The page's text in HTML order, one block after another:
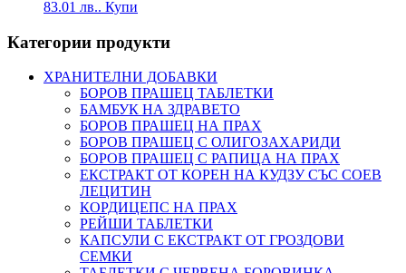
83.01 лв.. Купи
Категории продукти
ХРАНИТЕЛНИ ДОБАВКИ
БОРОВ ПРАШЕЦ ТАБЛЕТКИ
БАМБУК НА ЗДРАВЕТО
БОРОВ ПРАШЕЦ НА ПРАХ
БОРОВ ПРАШЕЦ С ОЛИГОЗАХАРИДИ
БОРОВ ПРАШЕЦ С РАПИЦА НА ПРАХ
ЕКСТРАКТ ОТ КОРЕН НА КУДЗУ СЪС СОЕВ
ЛЕЦИТИН
КОРДИЦЕПС НА ПРАХ
РЕЙШИ ТАБЛЕТКИ
КАПСУЛИ С ЕКСТРАКТ ОТ ГРОЗДОВИ
СЕМКИ